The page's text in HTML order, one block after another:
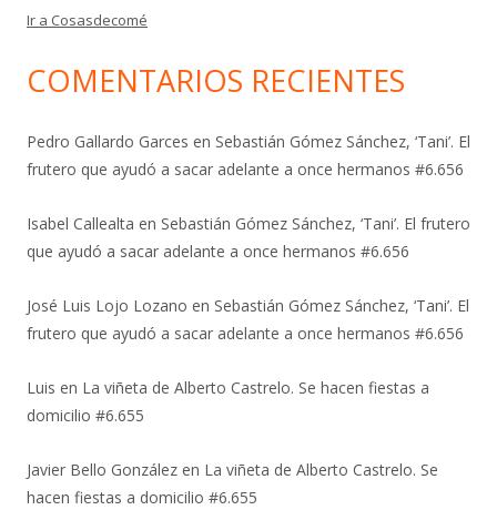
Ir a Cosasdecomé
COMENTARIOS RECIENTES
Pedro Gallardo Garces en Sebastián Gómez Sánchez, ‘Tani’. El
frutero que ayudó a sacar adelante a once hermanos #6.656
Isabel Callealta en Sebastián Gómez Sánchez, ‘Tani’. El frutero
que ayudó a sacar adelante a once hermanos #6.656
José Luis Lojo Lozano en Sebastián Gómez Sánchez, ‘Tani’. El
frutero que ayudó a sacar adelante a once hermanos #6.656
Luis en La viñeta de Alberto Castrelo. Se hacen fiestas a
domicilio #6.655
Javier Bello González en La viñeta de Alberto Castrelo. Se
hacen fiestas a domicilio #6.655